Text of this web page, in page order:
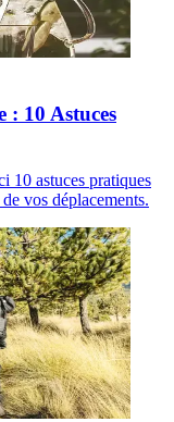
: 10 Astuces
10 astuces pratiques
vos déplacements.